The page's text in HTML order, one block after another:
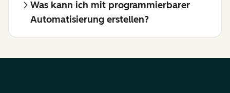
Was kann ich mit programmierbarer
Automatisierung erstellen?